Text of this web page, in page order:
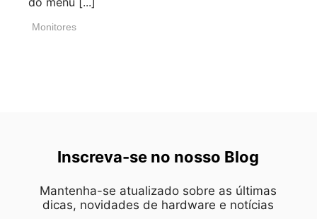
Monitores
Inscreva-se no nosso Blog
Mantenha-se atualizado sobre as últimas
dicas, novidades de hardware e notícias